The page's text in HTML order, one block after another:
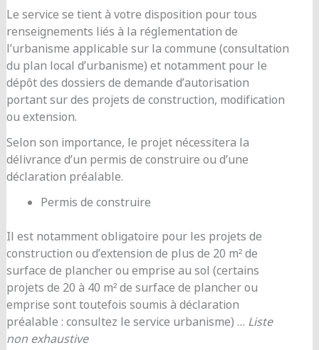
Le service se tient à votre disposition pour tous
renseignements liés à la réglementation de
l’urbanisme applicable sur la commune (consultation
du plan local d’urbanisme) et notamment pour le
dépôt des dossiers de demande d’autorisation
portant sur des projets de construction, modification
ou extension.
Selon son importance, le projet nécessitera la
délivrance d’un permis de construire ou d’une
déclaration préalable.
Permis de construire
Il est notamment obligatoire pour les projets de
construction ou d’extension de plus de 20 m² de
surface de plancher ou emprise au sol (certains
projets de 20 à 40 m² de surface de plancher ou
emprise sont toutefois soumis à déclaration
préalable : consultez le service urbanisme) … Liste
non exhaustive